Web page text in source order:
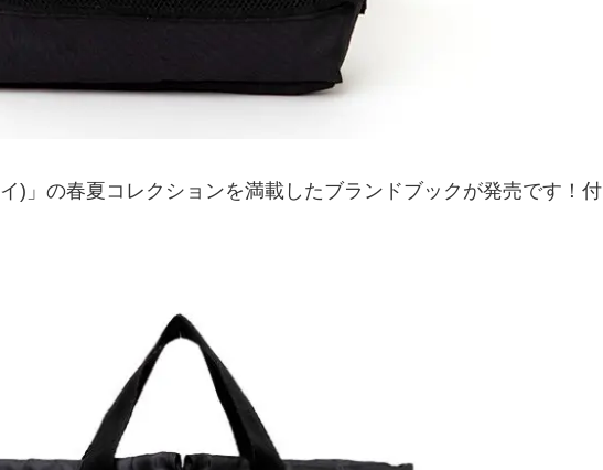
)」の春夏コレクションを満載したブランドブックが発売です！付